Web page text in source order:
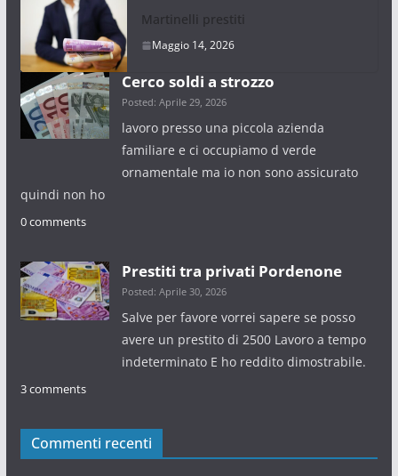
Martinelli prestiti
Maggio 14, 2026
Cerco soldi a strozzo
Posted: Aprile 29, 2026
lavoro presso una piccola azienda
familiare e ci occupiamo d verde
ornamentale ma io non sono assicurato
quindi non ho
0 comments
Prestiti tra privati Pordenone
Posted: Aprile 30, 2026
Salve per favore vorrei sapere se posso
avere un prestito di 2500 Lavoro a tempo
indeterminato E ho reddito dimostrabile.
3 comments
Commenti recenti